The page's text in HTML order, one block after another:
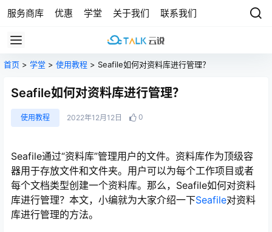
服务商库 优惠 学堂 关于我们 联系我们
首页 > 学堂 > 使用教程 > Seafile如何对资料库进行管理？
Seafile如何对资料库进行管理？
使用教程 2022年12月12日 0
Seafile通过“资料库”管理用户的文件。资料库作为顶级容
器用于存放文件和文件夹。用户可以为每个工作项目或者
每个文档类型创建一个资料库。那么，Seafile如何对资料
库进行管理？本文，小编就为大家介绍一下Seafile对资料
库进行管理的方法。